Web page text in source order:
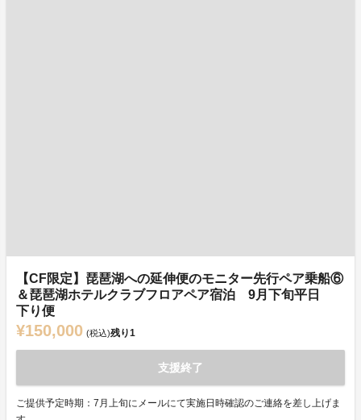
【CF限定】琵琶湖への延伸便のモニター先行ペア乗船⑥
＆琵琶湖ホテルクラブフロアペア宿泊 9月下旬平日
下り便
¥150,000 (税込)残り1
支援終了
ご提供予定時期：7月上旬にメールにて実施日時確認のご連絡を差し上げま